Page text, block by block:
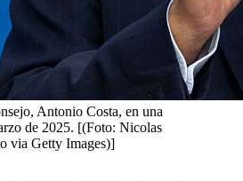
Antonio Costa, en una
de 2025. [(Foto: Nicolas
via Getty Images)]